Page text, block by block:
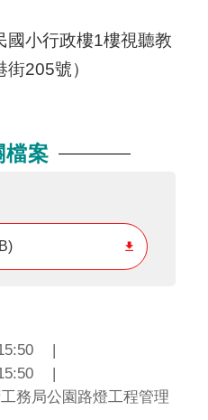
國小行政樓1樓視聽教
205號）
檔案
務局公園路燈工程管理